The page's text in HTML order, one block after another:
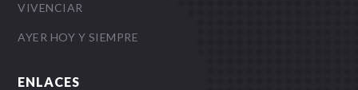
VIVENCIAR
AYER HOY Y SIEMPRE
ENLACES